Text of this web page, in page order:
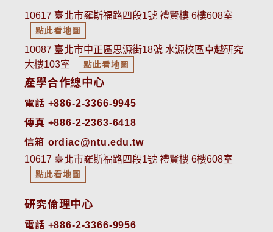
10617 臺北市羅斯福路四段1號 禮賢樓 6樓608室
點此看地圖
10087 臺北市中正區思源街18號 水源校區卓越研究
大樓103室
點此看地圖
產學合作總中心
電話 +886-2-3366-9945
傳真 +886-2-2363-6418
信箱 ordiac@ntu.edu.tw
10617 臺北市羅斯福路四段1號 禮賢樓 6樓608室
點此看地圖
研究倫理中心
電話 +886-2-3366-9956